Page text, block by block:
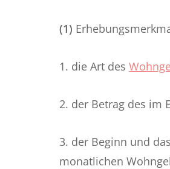
(1)
1. die Art des
2. der Betrag des im
3. der Beginn und
monatlichen